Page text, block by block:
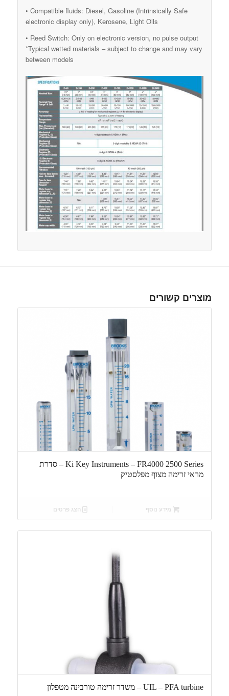
• Compatible fluids: Diesel, Gasoline (Intrinsically Safe
electronic display only), Kerosene, Light Oils
• Reed Switch: Only on electronic version, no pulse output
*Typical wetted materials – subject to change and may vary
between models
מוצרים קשורים
Ki Key Instruments – FR4000 2500 Series – סדרת
מראי זרימה מצוף מפלסטיק
מידע נוסף הצג פרטים
UIL – PFA turbine – משדר זרימה טורבינה מטפלון